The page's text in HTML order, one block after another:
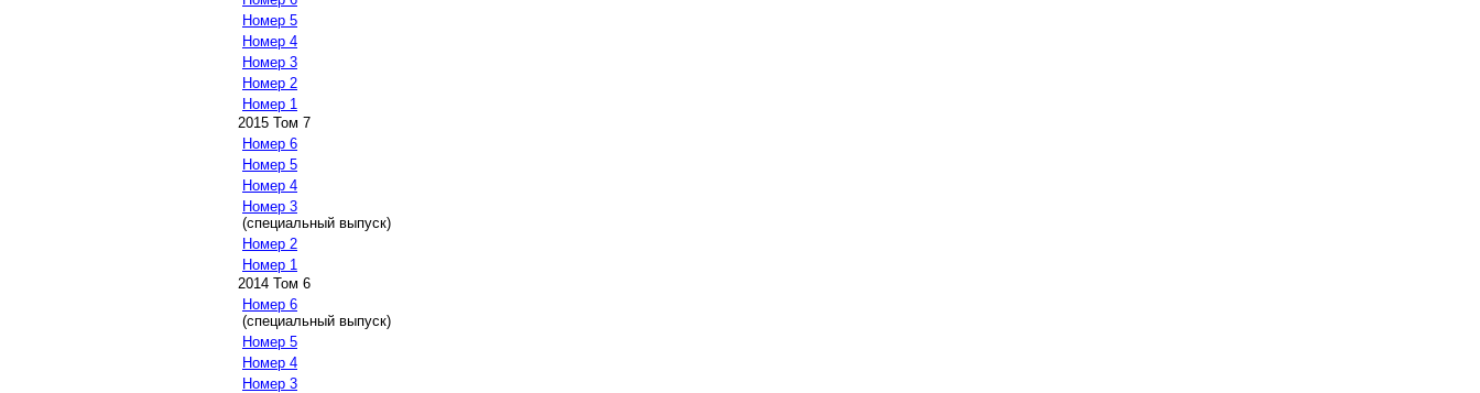
Номер 5
Номер 4
Номер 3
Номер 2
Номер 1
2015 Том 7
Номер 6
Номер 5
Номер 4
Номер 3
(специальный выпуск)
Номер 2
Номер 1
2014 Том 6
Номер 6
(специальный выпуск)
Номер 5
Номер 4
Номер 3